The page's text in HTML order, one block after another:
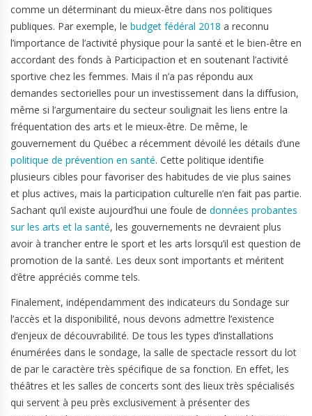
comme un déterminant du mieux-être dans nos politiques
publiques. Par exemple, le budget fédéral 2018 a reconnu
l’importance de l’activité physique pour la santé et le bien-être en
accordant des fonds à Participaction et en soutenant l’activité
sportive chez les femmes. Mais il n’a pas répondu aux
demandes sectorielles pour un investissement dans la diffusion,
même si l’argumentaire du secteur soulignait les liens entre la
fréquentation des arts et le mieux-être. De même, le
gouvernement du Québec a récemment dévoilé les détails d’une
politique de prévention en santé. Cette politique identifie
plusieurs cibles pour favoriser des habitudes de vie plus saines
et plus actives, mais la participation culturelle n’en fait pas partie.
Sachant qu’il existe aujourd’hui une foule de données probantes
sur les arts et la santé, les gouvernements ne devraient plus
avoir à trancher entre le sport et les arts lorsqu’il est question de
promotion de la santé. Les deux sont importants et méritent
d’être appréciés comme tels.
Finalement, indépendamment des indicateurs du Sondage sur
l’accès et la disponibilité, nous devons admettre l’existence
d’enjeux de découvrabilité. De tous les types d’installations
énumérées dans le sondage, la salle de spectacle ressort du lot
de par le caractère très spécifique de sa fonction. En effet, les
théâtres et les salles de concerts sont des lieux très spécialisés
qui servent à peu près exclusivement à présenter des